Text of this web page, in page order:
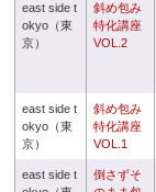
east side t
okyo（東
京）
斜め包み
特化講座
VOL.2
east side t
okyo（東
京）
斜め包み
特化講座
VOL.1
east side t
倒さずそ